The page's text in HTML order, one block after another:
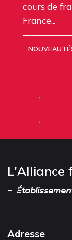
cours de
France...
L'Alliance
-
Adresse